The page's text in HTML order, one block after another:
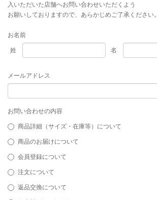
入いただいた店舗へお問い合わせいただくよう
お願いしておりますので、あらかじめご了承ください。
お名前
姓
名
メールアドレス
お問い合わせの内容
商品詳細（サイズ・在庫等）について
商品のお届けについて
会員登録について
注文について
返品交換について